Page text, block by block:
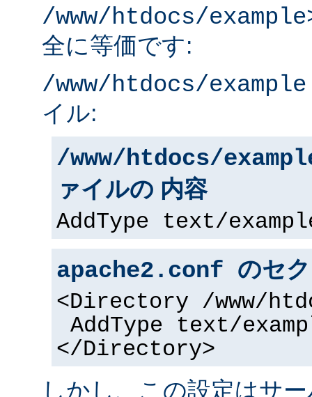
/www/htdocs/
全に等価です:
/www/htdocs/example
イル:
/www/htdocs/
ァイルの 内容
AddType text/
apache2.conf のセク
<Directory /www/
AddType text/
</Directory>
しかし、この設定はサ